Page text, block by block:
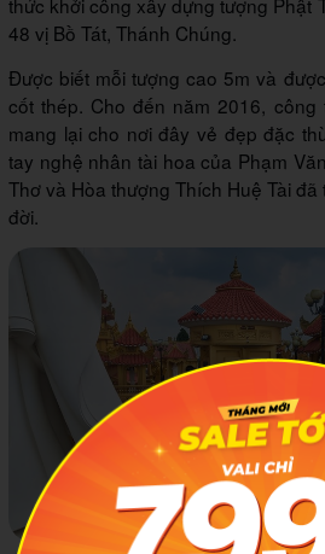
48 vị Bồ Tát, Thánh Chúng.
Được biết mỗi tượng cao 5m và
cốt thép. Cho đến năm 2016,
mang lại cho nơi đây vẻ đẹp đặc
tay nghệ nhân tài hoa của Phạm
Thơ và Hòa thượng Thích Huệ Tài
đời.